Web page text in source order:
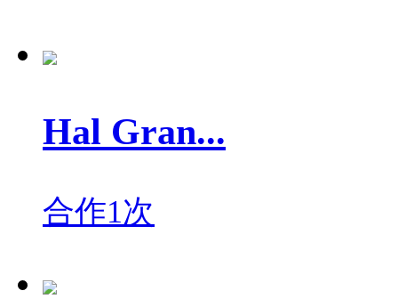
Hal Gran...
合作1次